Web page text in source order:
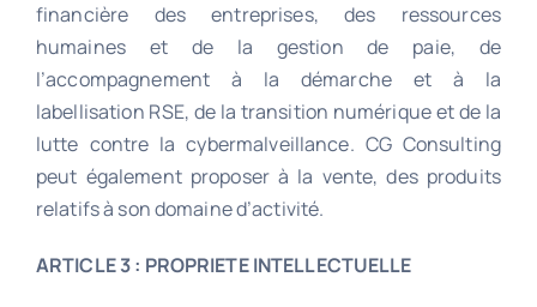
financière des entreprises, des ressources
humaines et de la gestion de paie, de
l’accompagnement à la démarche et à la
labellisation RSE, de la transition numérique et de la
lutte contre la cybermalveillance. CG Consulting
peut également proposer à la vente, des produits
relatifs à son domaine d’activité.
ARTICLE 3 : PROPRIETE INTELLECTUELLE